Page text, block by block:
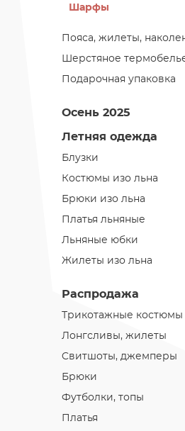
Шарфы
Пояса, жилеты,
Шерстяное
Подарочная упаковка
Осень 2025
Летняя одежда
Блузки
Костюмы изо льна
Брюки изо льна
Платья льняные
Льняные юбки
Жилеты изо льна
Распродажа
Трикотажные костюмы
Лонгсливы, жилеты
Cвитшоты, джемперы
Брюки
Футболки, топы
Платья